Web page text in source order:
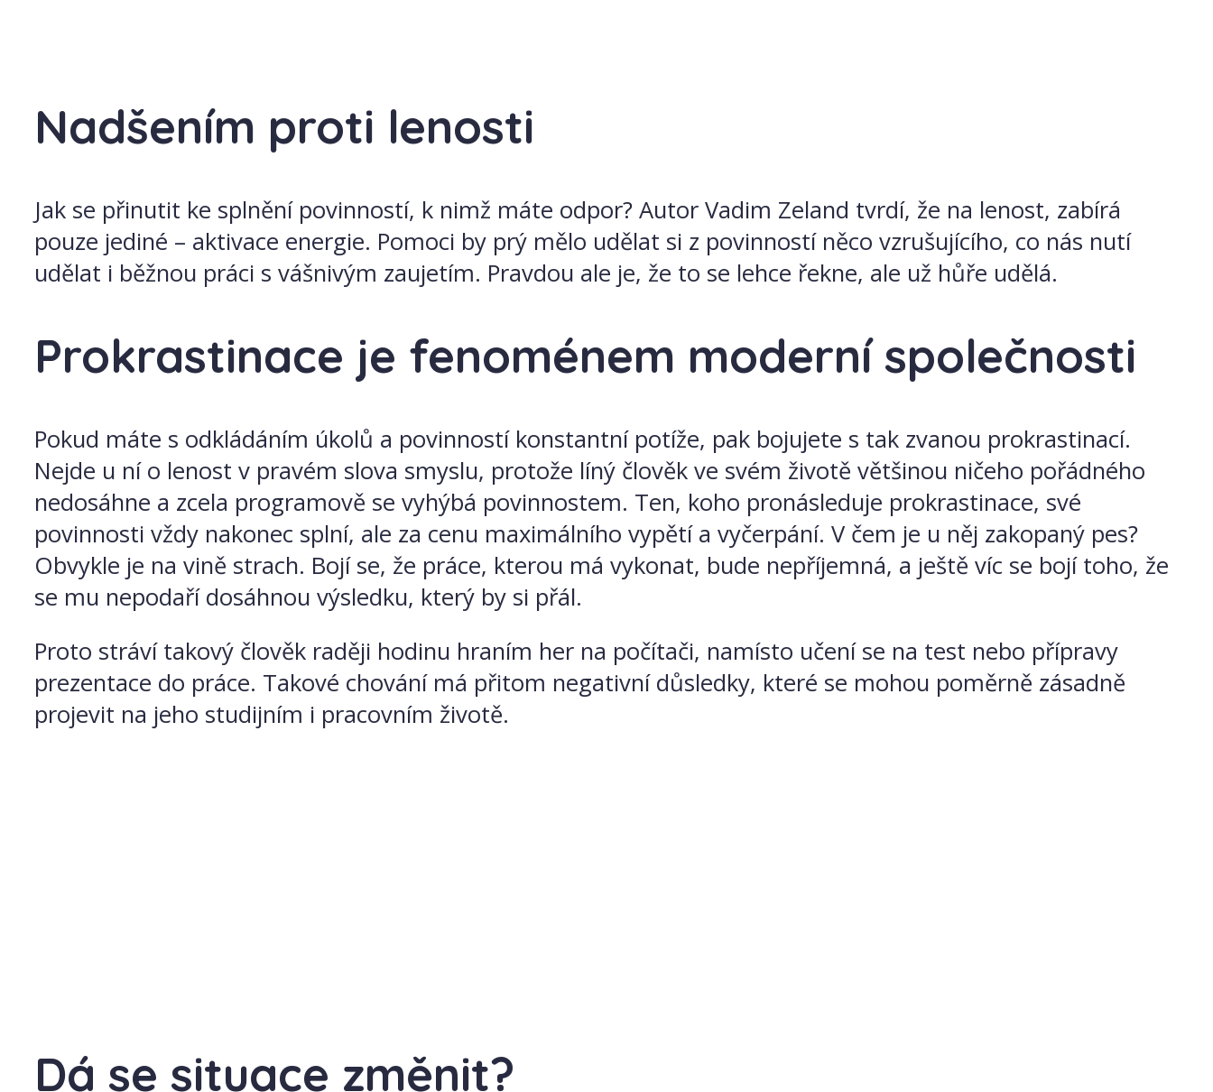
Nadšením proti lenosti
Jak se přinutit ke splnění povinností, k nimž máte odpor? Autor Vadim Zeland tvrdí, že na lenost, zabírá
pouze jediné – aktivace energie. Pomoci by prý mělo udělat si z povinností něco vzrušujícího, co nás nutí
udělat i běžnou práci s vášnivým zaujetím. Pravdou ale je, že to se lehce řekne, ale už hůře udělá.
Prokrastinace je fenoménem moderní společnosti
Pokud máte s odkládáním úkolů a povinností konstantní potíže, pak bojujete s tak zvanou prokrastinací.
Nejde u ní o lenost v pravém slova smyslu, protože líný člověk ve svém životě většinou ničeho pořádného
nedosáhne a zcela programově se vyhýbá povinnostem. Ten, koho pronásleduje prokrastinace, své
povinnosti vždy nakonec splní, ale za cenu maximálního vypětí a vyčerpání. V čem je u něj zakopaný pes?
Obvykle je na vině strach. Bojí se, že práce, kterou má vykonat, bude nepříjemná, a ještě víc se bojí toho, že
se mu nepodaří dosáhnou výsledku, který by si přál.
Proto stráví takový člověk raději hodinu hraním her na počítači, namísto učení se na test nebo přípravy
prezentace do práce. Takové chování má přitom negativní důsledky, které se mohou poměrně zásadně
projevit na jeho studijním i pracovním životě.
Dá se situace změnit?